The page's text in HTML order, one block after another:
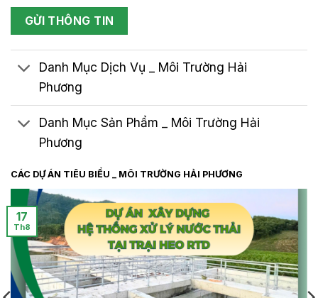
Danh Mục Dịch Vụ _ Môi Trường Hải
Phương
Danh Mục Sản Phẩm _ Môi Trường Hải
Phương
CÁC DỰ ÁN TIÊU BIỂU _ MÔI TRƯỜNG HẢI PHƯƠNG
17
Th8